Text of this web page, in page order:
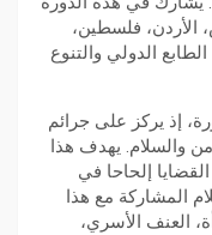
تونس، الأردن، فلسطين،
الدولي والتنوع
إذ يركز على جرائم
والسلام. يهدف هذا
إلحاحا في
المشاركة مع هذا
العنف الأسري،